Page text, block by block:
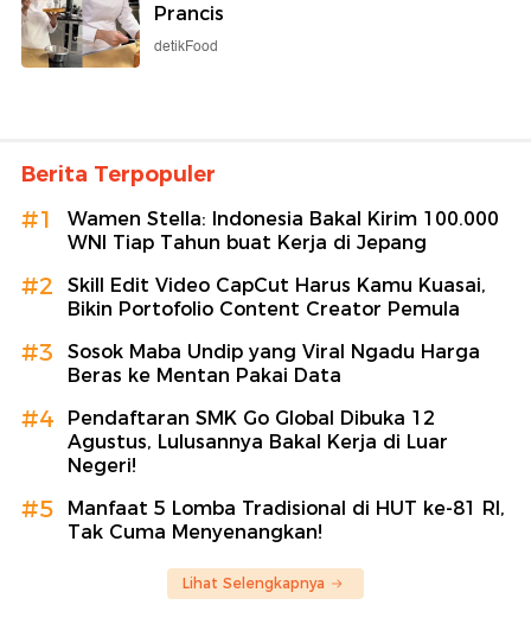
Prancis
detikFood
Berita Terpopuler
#1
Wamen Stella: Indonesia Bakal Kirim 100.000
WNI Tiap Tahun buat Kerja di Jepang
#2
Skill Edit Video CapCut Harus Kamu Kuasai,
Bikin Portofolio Content Creator Pemula
#3
Sosok Maba Undip yang Viral Ngadu Harga
Beras ke Mentan Pakai Data
#4
Pendaftaran SMK Go Global Dibuka 12
Agustus, Lulusannya Bakal Kerja di Luar
Negeri!
#5
Manfaat 5 Lomba Tradisional di HUT ke-81 RI,
Tak Cuma Menyenangkan!
Lihat Selengkapnya